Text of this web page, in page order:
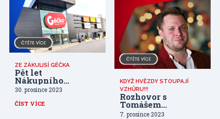
ZE ZÁKULISÍ GÉČKA
Pět let
Nákupního
centra Géčko
30. prosince 2023
ČÍST VÍCE
KDYŽ HVĚZDY STOUPAJÍ
VZHŮRU!!!
Rozhovor s
Tomášem
Savkou
7. prosince 2023